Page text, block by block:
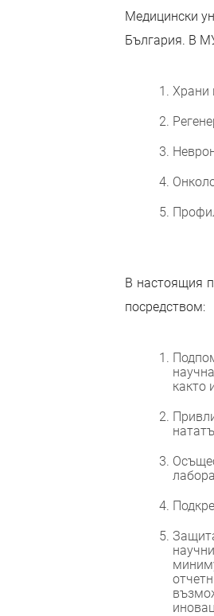
Медицински
България. В
Храни
В настоящия
посредством:
както